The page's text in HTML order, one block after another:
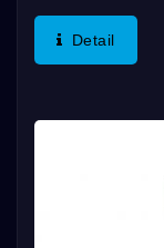
Adalah
Dan LED Yang
Detail